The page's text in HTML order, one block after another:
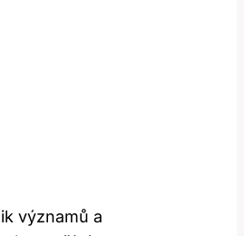
významů a